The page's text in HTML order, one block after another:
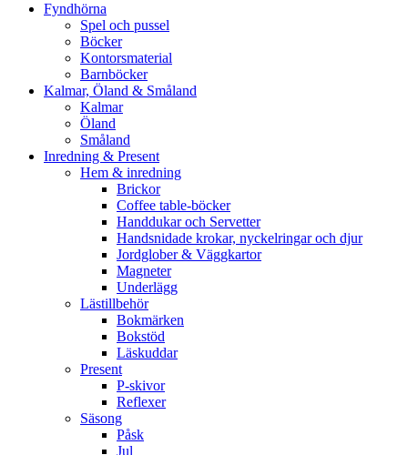
Fyndhörna
Spel och pussel
Böcker
Kontorsmaterial
Barnböcker
Kalmar, Öland & Småland
Kalmar
Öland
Småland
Inredning & Present
Hem & inredning
Brickor
Coffee table-böcker
Handdukar och Servetter
Handsnidade krokar, nyckelringar och djur
Jordglober & Väggkartor
Magneter
Underlägg
Lästillbehör
Bokmärken
Bokstöd
Läskuddar
Present
P-skivor
Reflexer
Säsong
Påsk
Jul